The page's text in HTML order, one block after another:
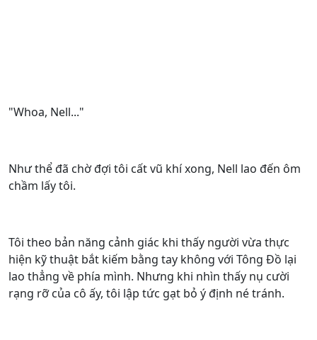
"Whoa, Nell..."
Như thể đã chờ đợi tôi cất vũ khí xong, Nell lao đến ôm
chầm lấy tôi.
Tôi theo bản năng cảnh giác khi thấy người vừa thực
hiện kỹ thuật bắt kiếm bằng tay không với Tông Đồ lại
lao thẳng về phía mình. Nhưng khi nhìn thấy nụ cười
rạng rỡ của cô ấy, tôi lập tức gạt bỏ ý định né tránh.